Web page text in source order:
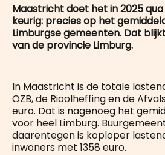
Maastricht doet het in 2025
keurig: precies op het
Limburgse gemeenten. Dat
van de provincie Limburg.
In Maastricht is de totale
OZB, de Rioolheffing en de
euro. Dat is nagenoeg het
voor heel Limburg.
daarentegen is koploper
inwoners met 1358 euro.